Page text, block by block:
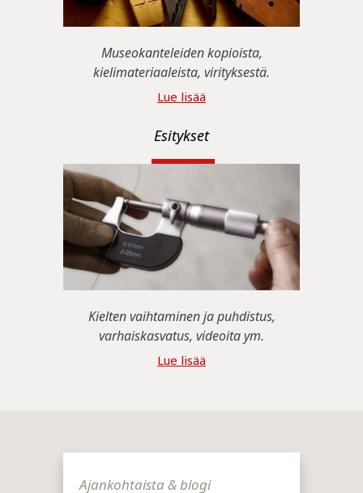
Museokanteleiden kopioista,
kielimateriaaleista, virityksestä.
Lue lisää
Esitykset
Kielten vaihtaminen ja puhdistus,
varhaiskasvatus, videoita ym.
Lue lisää
Ajankohtaista & blogi